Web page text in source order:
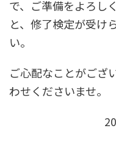
で、ご準備をよろし
と、修了検定が受け
い。
ご心配なことがござ
わせくださいませ。